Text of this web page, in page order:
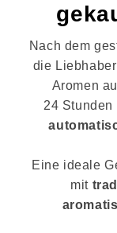
Nach dem
die
Aromen
24 Stunden
Eine ideale
mit